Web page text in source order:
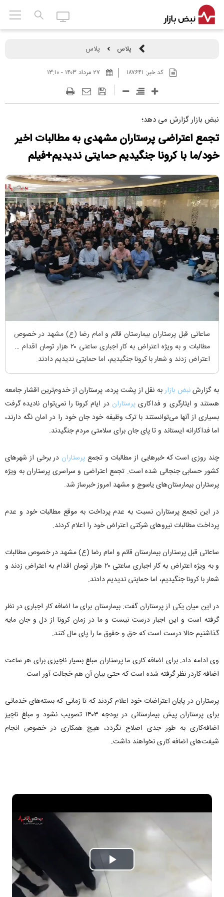
پلاس پلاس
کد خبر: ۱۸۷۶۴۱ ۲۷ مرداد ۱۴۰۳ - ۱۳:۱۰
نبض بازار گزارش می دهد؛
تجمع اعتراضی پرستاران مشهدی به مطالبات اخیر
خود/ما با کرونا جنگیدیم حمایتی ندیدیم+فیلم
ساعاتی قبل پرستاران بیمارستان قائم و امام رضا (ع) مشهد در خصوص
مطالبات و به ویژه اعتراض به کار اجباری ساعتی ۲۰ هزار تومان اقدام به
اعتراض زدند و شعار با کرونا جنگیدیم، اما حمایتی ندیدیم دادند.
به گزارشنبض بازاربه نقل از پشت پرده، پرستاران از خدوم‌ترین اقشار جامعه
هستند و ایثارگری و فداکاریپرستاراندر ایام کرونا را نمی‌توان نادیده گرفت
بسیاری از آنها می‌توانستند با ترک وظیفه خود جان خود را در امان نگه دارند،
اما فداکارانه ایستاند و تا پای جان برای سلامتی مردم جنگیدند.
چند روزی است که خبر‌هایی از مطالبات و تجمع پرستاران در برخی از شهر‌های
کشور حسابی جنجالی شده است. تجمع اعتراضی و سراسری پرستاران به ویژه
پرستاران بیمارستان‌های یاسوج و مشهد امروز خبرساز شد.
در این تجمع پرستاران نسبت به عدم پرداخت به موقع مطالبات خود و عدم
پرداخت مطالبات نیرو‌های شرکتی اعتراض خود را اعلام کردند.
ساعاتی قبل پرستاران بیمارستان قائم و امام رضا (ع) مشهد در خصوص مطالبات
و به ویژه اعتراض به کار اجباری ساعتی ۲۰ هزار تومان اقدام به اعتراض زدند و
شعار با کرونا جنگیدیم، اما حمایتی ندیدیم دادند.
در این میان یکی از پرستاران گفت: بیمارستان برای ما اضافه کار اجباری در نظر
گرفته است و این اجبار درست نیست و ما در زمان کرونا از دل و جان مایه
گذاشتیم حالا درست است که حق و حقوق ما را پای مال کنند.
وی ادامه داد: برای اضافه کاری ما پرستاران مبلغ بسیار ناچیزی برای هر ساعت
اضافه کاردر نظر گرفته شده است که حتی بیان آن هم خجالت آور است.
پرستاران در پایان اعتراضات خود اعلام کردند که تا زمانی که بسته‌های خدماتی
برای پرستاران پیش بیمارستانی در بودجه ۱۴۰۳ تصویب نشود و مبلغ ناچیز
اضافه‌کاری به طور جدی اصلاح نگردد، هیچ همکاری در خصوص انجام
شیفت‌های اضافه کاری نخواهند داشت.
P